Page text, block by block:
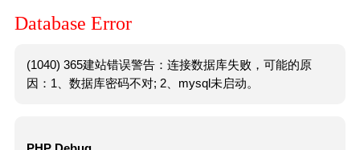
Database Error
(1040) 365建站错误警告：连接数据库失败，可能的原
因：1、数据库密码不对; 2、mysql未启动。